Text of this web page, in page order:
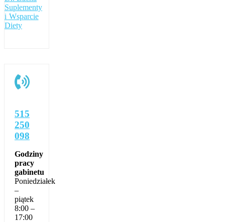
Suplementy
i Wsparcie
Diety
515
250
098
Godziny
pracy
gabinetu
Poniedziałek
–
piątek
8:00 –
17:00